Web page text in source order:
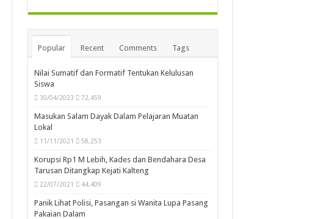
Popular Recent Comments Tags
Nilai Sumatif dan Formatif Tentukan Kelulusan
Siswa
30/04/2023 72,459
Masukan Salam Dayak Dalam Pelajaran Muatan
Lokal
11/11/2021 58,253
Korupsi Rp1 M Lebih, Kades dan Bendahara Desa
Tarusan Ditangkap Kejati Kalteng
22/07/2021 44,409
Panik Lihat Polisi, Pasangan si Wanita Lupa Pasang
Pakaian Dalam